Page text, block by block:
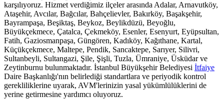
karşılıyoruz. Hizmet verdiğimiz ilçeler arasında Adalar, Arnavutköy,
Ataşehir, Avcılar, Bağcılar, Bahçelievler, Bakırköy, Başakşehir,
Bayrampaşa, Beşiktaş, Beykoz, Beylikdüzü, Beyoğlu,
Büyükçekmece, Çatalca, Çekmeköy, Esenler, Esenyurt, Eyüpsultan,
Fatih, Gaziosmanpaşa, Güngören, Kadıköy, Kağıthane, Kartal,
Küçükçekmece, Maltepe, Pendik, Sancaktepe, Sarıyer, Silivri,
Sultanbeyli, Sultangazi, Şile, Şişli, Tuzla, Ümraniye, Üsküdar ve
Zeytinburnu bulunmaktadır. İstanbul Büyükşehir Belediyesi İtfaiye
Daire Başkanlığı'nın belirlediği standartlara ve periyodik kontrol
gerekliliklerine uyarak, AVM'lerinizin yasal yükümlülüklerini de
yerine getirmesine yardımcı oluyoruz.